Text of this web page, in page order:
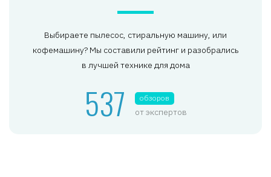
Выбираете пылесос, стиральную машину, или
кофемашину? Мы составили рейтинг и разобрались
в лучшей технике для дома
537 обзоров
от экспертов